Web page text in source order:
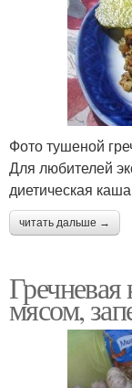
Фото тушеной
Для любителей
диетическая
читать дальше →
мясом,